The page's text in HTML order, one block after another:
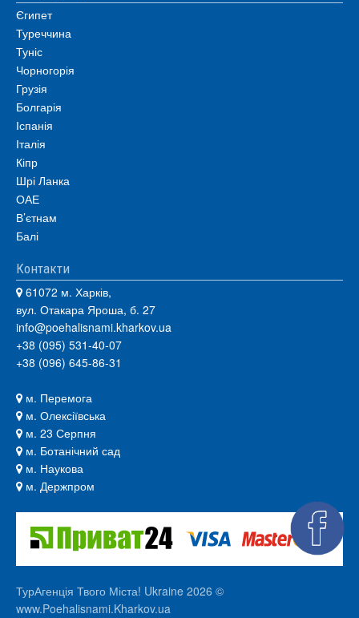
Єгипет
Туреччина
Туніс
Чорногорія
Грузія
Болгарія
Іспанія
Італія
Кіпр
Шрі Ланка
ОАЕ
В’єтнам
Балі
Контакти
61072 м. Харків,
вул. Отакара Яроша, б. 27
info@poehalisnami.kharkov.ua
+38 (095) 531-40-07
+38 (096) 645-86-31
м. Перемога
м. Олексіївська
м. 23 Серпня
м. Ботанічний сад
м. Наукова
м. Держпром
ТурАгенція Твого Міста! Ukraine 2026 ©
www.Poehalisnami.Kharkov.ua